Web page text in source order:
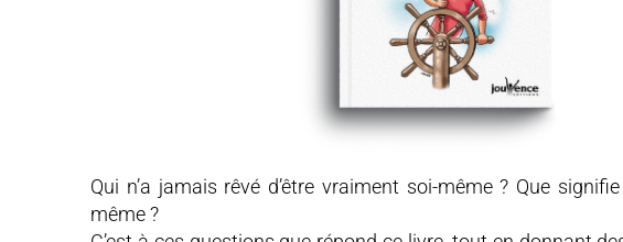
Qui n’a jamais rêvé d’être vraiment soi-même ? Que
même ?